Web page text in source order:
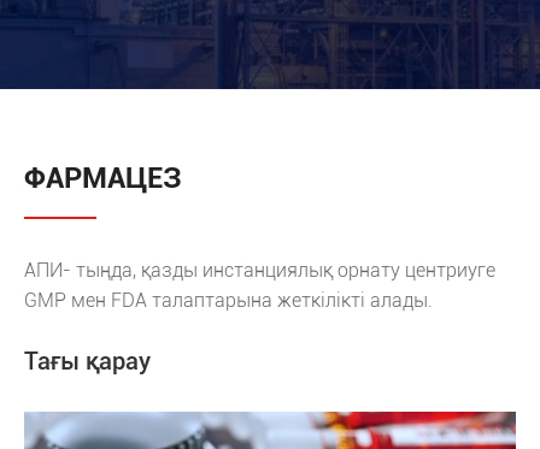
ФАРМАЦЕЗ
АПИ- тыңда, қазды инстанциялық орнату центриуге
GMP мен FDA талаптарына жеткілікті алады.
Тағы қарау